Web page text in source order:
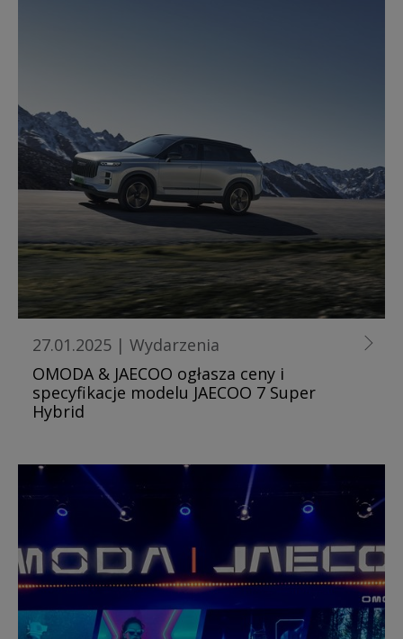
27.01.2025 | Wydarzenia
OMODA & JAECOO ogłasza ceny i
specyfikacje modelu JAECOO 7 Super
Hybrid